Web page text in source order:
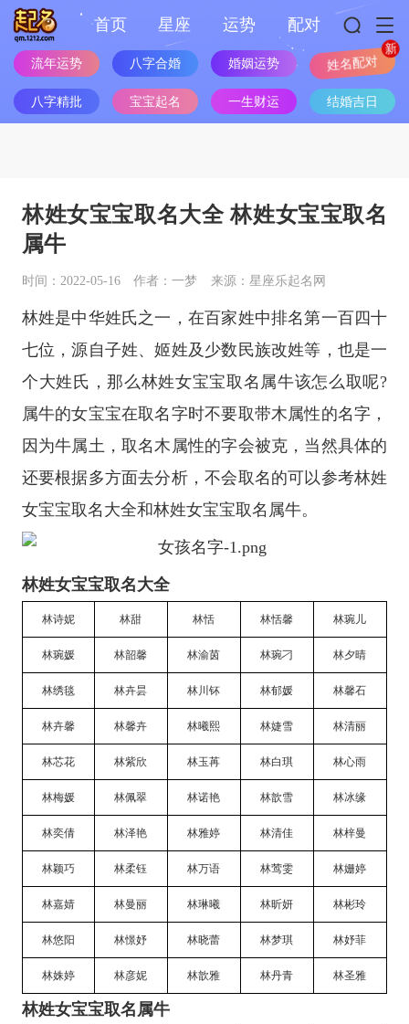
首页 星座 运势 配对
流年运势 八字合婚 婚姻运势 姓名配对
八字精批 宝宝起名 一生财运 结婚吉日
林姓女宝宝取名大全 林姓女宝宝取名
属牛
时间：2022-05-16 作者：一梦 来源：星座乐起名网
林姓是中华姓氏之一，在百家姓中排名第一百四十
七位，源自子姓、姬姓及少数民族改姓等，也是一
个大姓氏，那么林姓女宝宝取名属牛该怎么取呢?
属牛的女宝宝在取名字时不要取带木属性的名字，
因为牛属土，取名木属性的字会被克，当然具体的
还要根据多方面去分析，不会取名的可以参考林姓
女宝宝取名大全和林姓女宝宝取名属牛。
林姓女宝宝取名大全
林诗妮 林甜 林恬 林恬馨 林琬儿
林琬媛 林韶馨 林渝茵 林琬刁 林夕晴
林绣毯 林卉昙 林川钚 林郁媛 林馨石
林卉馨 林馨卉 林曦熙 林婕雪 林清丽
林芯花 林紫欣 林玉苒 林白琪 林心雨
林梅媛 林佩翠 林诺艳 林歆雪 林冰缘
林奕倩 林泽艳 林雅婷 林清佳 林梓曼
林颖巧 林柔钰 林万语 林莺雯 林姗婷
林嘉婧 林曼丽 林琳曦 林昕妍 林彬玲
林悠阳 林憬妤 林晓蕾 林梦琪 林妤菲
林姝婷 林彦妮 林歆雅 林丹青 林圣雅
林姓女宝宝取名属牛